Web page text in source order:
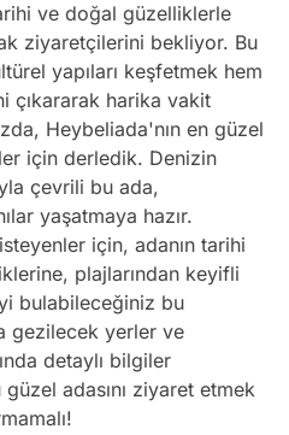
ve doğal güzelliklerle
ziyaretçilerini bekliyor. Bu
yapıları keşfetmek hem
çıkararak harika vakit
Heybeliada'nın en güzel
için derledik. Denizin
çevrili bu ada,
yaşatmaya hazır.
için, adanın tarihi
plajlarından keyifli
bulabileceğiniz bu
gezilecek yerler ve
detaylı bilgiler
adasını ziyaret etmek